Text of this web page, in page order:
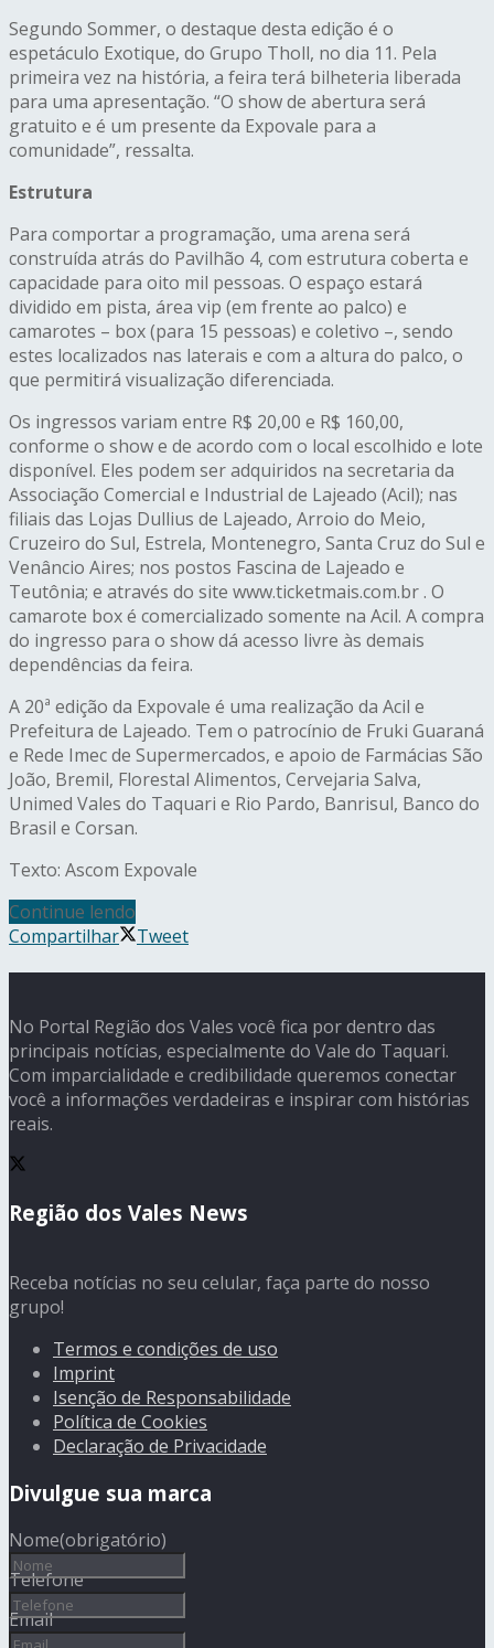
Segundo Sommer, o destaque desta edição é o
espetáculo Exotique, do Grupo Tholl, no dia 11. Pela
primeira vez na história, a feira terá bilheteria liberada
para uma apresentação. “O show de abertura será
gratuito e é um presente da Expovale para a
comunidade”, ressalta.
Estrutura
Para comportar a programação, uma arena será
construída atrás do Pavilhão 4, com estrutura coberta e
capacidade para oito mil pessoas. O espaço estará
dividido em pista, área vip (em frente ao palco) e
camarotes – box (para 15 pessoas) e coletivo –, sendo
estes localizados nas laterais e com a altura do palco, o
que permitirá visualização diferenciada.
Os ingressos variam entre R$ 20,00 e R$ 160,00,
conforme o show e de acordo com o local escolhido e lote
disponível. Eles podem ser adquiridos na secretaria da
Associação Comercial e Industrial de Lajeado (Acil); nas
filiais das Lojas Dullius de Lajeado, Arroio do Meio,
Cruzeiro do Sul, Estrela, Montenegro, Santa Cruz do Sul e
Venâncio Aires; nos postos Fascina de Lajeado e
Teutônia; e através do site www.ticketmais.com.br . O
camarote box é comercializado somente na Acil. A compra
do ingresso para o show dá acesso livre às demais
dependências da feira.
A 20ª edição da Expovale é uma realização da Acil e
Prefeitura de Lajeado. Tem o patrocínio de Fruki Guaraná
e Rede Imec de Supermercados, e apoio de Farmácias São
João, Bremil, Florestal Alimentos, Cervejaria Salva,
Unimed Vales do Taquari e Rio Pardo, Banrisul, Banco do
Brasil e Corsan.
Texto: Ascom Expovale
Continue lendo
Compartilhar
Tweet
No Portal Região dos Vales você fica por dentro das
principais notícias, especialmente do Vale do Taquari.
Com imparcialidade e credibilidade queremos conectar
você a informações verdadeiras e inspirar com histórias
reais.
Região dos Vales News
Receba notícias no seu celular, faça parte do nosso
grupo!
Termos e condições de uso
Imprint
Isenção de Responsabilidade
Política de Cookies
Declaração de Privacidade
Divulgue sua marca
Nome(obrigatório)
Telefone
Email